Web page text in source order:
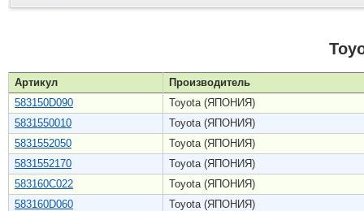
Артикул
Производитель
583150D090
Toyota (ЯПОНИЯ)
5831550010
Toyota (ЯПОНИЯ)
5831552050
Toyota (ЯПОНИЯ)
5831552170
Toyota (ЯПОНИЯ)
583160C022
Toyota (ЯПОНИЯ)
583160D060
Toyota (ЯПОНИЯ)